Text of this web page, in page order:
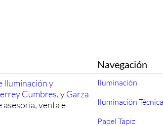
Iluminación y
Cumbres, yGarza
asesoría, venta e
Navegación
Iluminación
Iluminación Técnica
Papel Tapiz